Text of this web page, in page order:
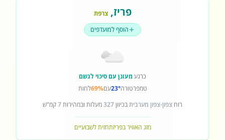
פריז,צרפת
הוסף למועדפים
כרגעמעונן עם סיכוי לגשם
טמפרטורה23°עם69%לחות
רוח צפון-צפון מערביתבכיוון327מעלות ובמהירות7קמ"ש
מזג האוויר בפריזתחזית לשבועיים